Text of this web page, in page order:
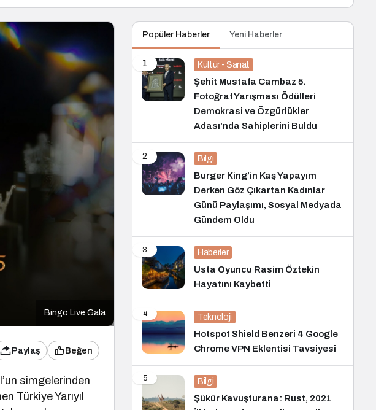
Bingo Live Gala
Paylaş Beğen
simgelerinden
Türkiye Yarıyıl
Popüler Haberler Yeni Haberler
1 Kültür - Sanat
Şehit Mustafa Cambaz 5.
Fotoğraf Yarışması Ödülleri
Demokrasi ve Özgürlükler
Adası’nda Sahiplerini Buldu
2 Bilgi
Burger King’in Kaş Yapayım
Derken Göz Çıkartan Kadınlar
Günü Paylaşımı, Sosyal Medyada
Gündem Oldu
3 Haberler
Usta Oyuncu Rasim Öztekin
Hayatını Kaybetti
4 Teknoloji
Hotspot Shield Benzeri 4 Google
Chrome VPN Eklentisi Tavsiyesi
5 Bilgi
Şükür Kavuşturana: Rust, 2021